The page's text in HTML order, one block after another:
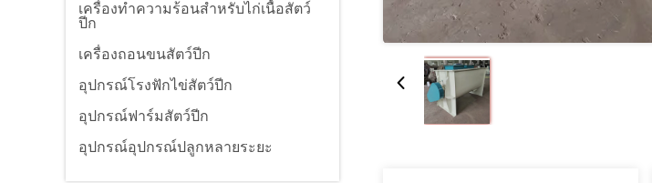
เครื่องทำความร้อนสำหรับไก่เนื้อสัตว์
ปีก
เครื่องถอนขนสัตว์ปีก
อุปกรณ์โรงฟักไข่สัตว์ปีก
อุปกรณ์ฟาร์มสัตว์ปีก
อุปกรณ์อุปกรณ์ปลูกหลายระยะ